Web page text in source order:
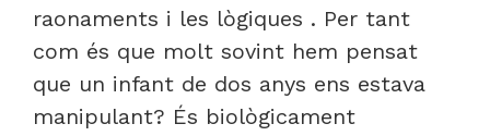
raonaments i les lògiques . Per tant
com és que molt sovint hem pensat
que un infant de dos anys ens estava
manipulant? És biològicament